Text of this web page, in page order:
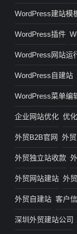
WordPress建站模
WordPress插件
WordPress网站运
WordPress自建站
WordPress菜单编
企业网站优化 优
外贸B2B官网 外
外贸独立站收款
外贸网站建站 外
外贸自建站 客户
深圳外贸建站公司